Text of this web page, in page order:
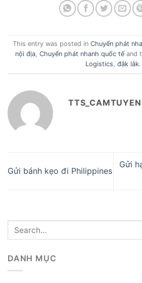
This entry was posted in Chuyển phát
nội địa, Chuyển phát nhanh quốc tế and
Logistics, đắk lắk.
TTS_CAMTUYEN
Gửi bánh kẹo đi Philippines
Gửi
DANH MỤC